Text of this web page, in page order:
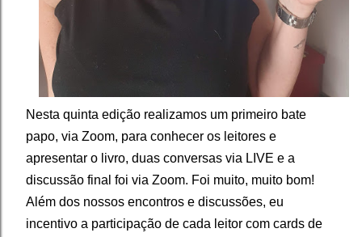
Nesta quinta edição realizamos um primeiro bate
papo, via Zoom, para conhecer os leitores e
apresentar o livro, duas conversas via LIVE e a
discussão final foi via Zoom. Foi muito, muito bom!
Além dos nossos encontros e discussões, eu
incentivo a participação de cada leitor com cards de